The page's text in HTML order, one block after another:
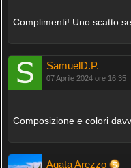
Complimenti! Uno scatto
SamuelD.P.
07 Aprile 2024 ore 16:35
Composizione e colori
Agata Arezzo